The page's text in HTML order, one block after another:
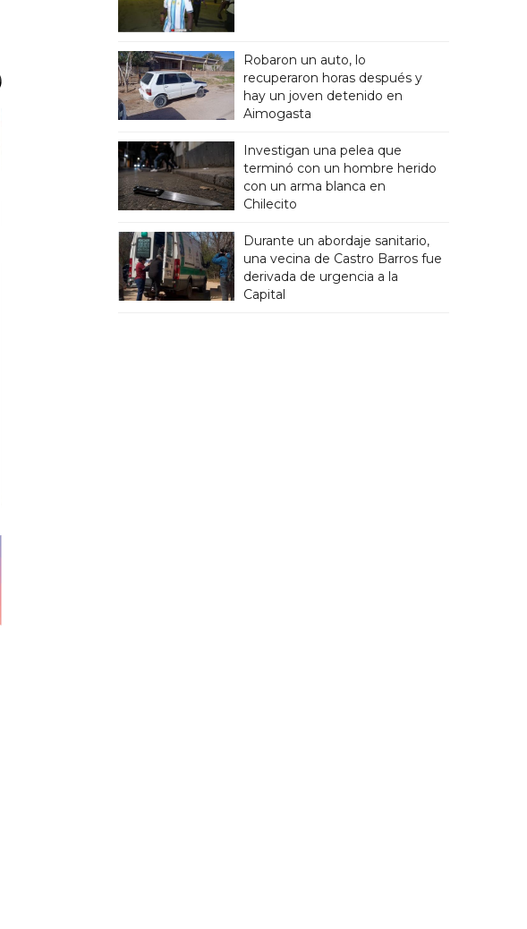
Robaron un auto, lo
recuperaron horas después y
hay un joven detenido en
Aimogasta
Investigan una pelea que
terminó con un hombre herido
con un arma blanca en
Chilecito
Durante un abordaje sanitario,
una vecina de Castro Barros fue
derivada de urgencia a la
Capital